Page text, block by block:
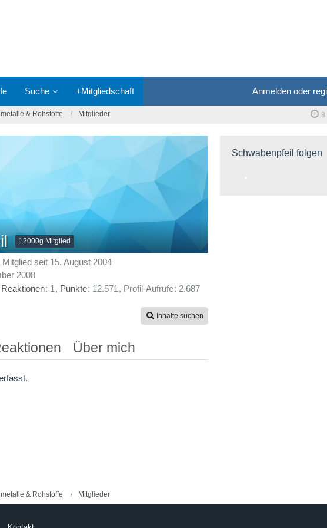
Suche +Mitgliedschaft Anmelden oder
& Rohstoffe Mitglieder
& Rohstoffe Mitglieder
12000g Mitglied
Mitglied seit 15. August 2004
2008
1 Punkte 12.571 Profil-Aufrufe 2.687
Inhalte suchen
Über mich
Schwabenpfeil folgen